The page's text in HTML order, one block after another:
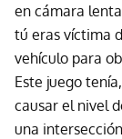
en cámara
tú eras víctima
vehículo para
Este juego
causar el nivel
una